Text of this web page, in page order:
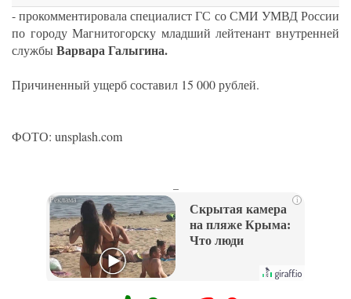
- прокомментировала специалист ГС со СМИ УМВД России
по городу Магнитогорску младший лейтенант внутренней
службыВарвара Галыгина.
Причиненный ущерб составил 15 000 рублей.
ФОТО: unsplash.com
i
Скрытая камера
на пляже Крыма:
Что люди
их не видят...